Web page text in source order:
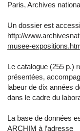
Paris, Archives
Un dossier est
http://
musee-
Le catalogue (255 p.)
présentées,
labeur de dix années
dans le cadre du
La base de données
ARCHIM à l’adresse